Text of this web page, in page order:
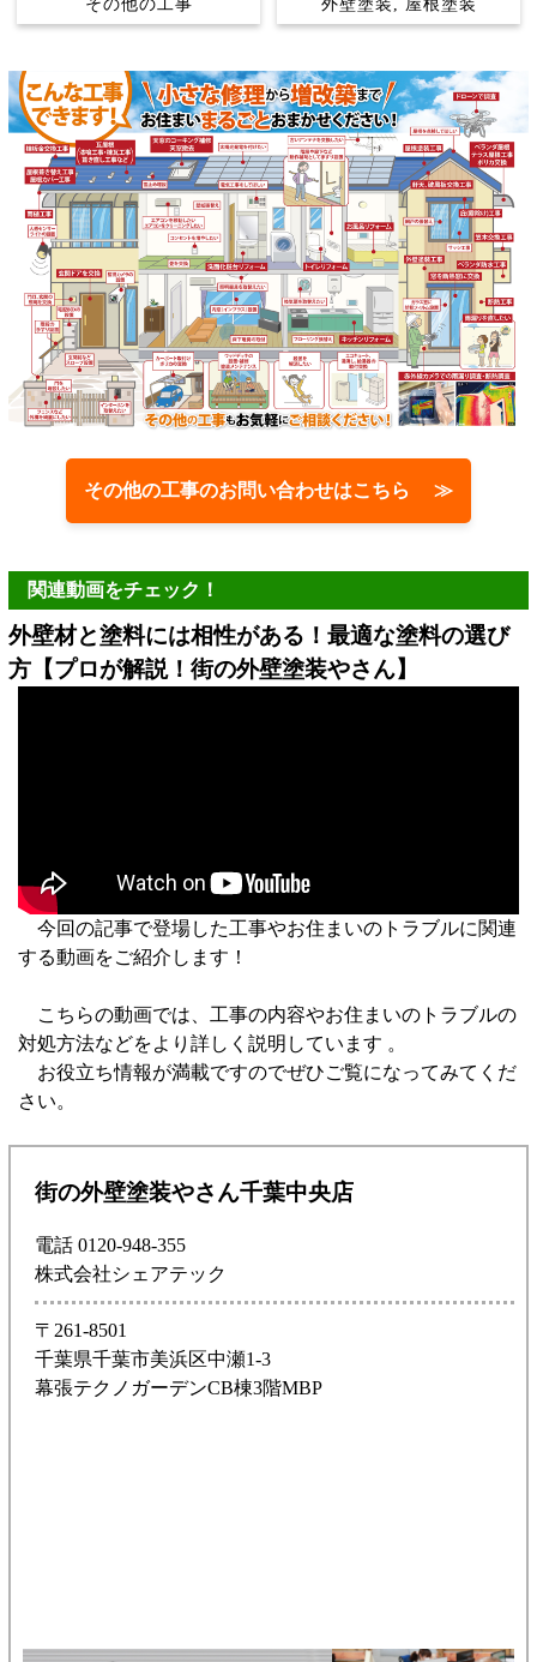
その他の工事 外壁塗装, 屋根塗装
その他の工事のお問い合わせはこちら ≫
関連動画をチェック！
外壁材と塗料には相性がある！最適な塗料の選び
方【プロが解説！街の外壁塗装やさん】
今回の記事で登場した工事やお住まいのトラブルに関連
する動画をご紹介します！
こちらの動画では、工事の内容やお住まいのトラブルの
対処方法などをより詳しく説明しています 。
お役立ち情報が満載ですのでぜひご覧になってみてくだ
さい。
街の外壁塗装やさん千葉中央店
電話 0120-948-355
株式会社シェアテック
〒261-8501
千葉県千葉市美浜区中瀬1-3
幕張テクノガーデンCB棟3階MBP